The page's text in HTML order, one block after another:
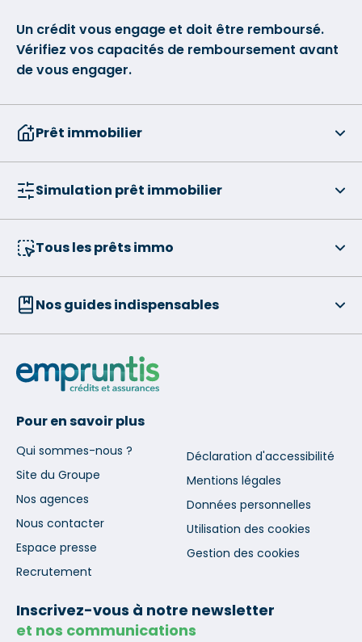
Un crédit vous engage et doit être remboursé.
Vérifiez vos capacités de remboursement avant
de vous engager.
Prêt immobilier
Simulation prêt immobilier
Tous les prêts immo
Nos guides indispensables
Pour en savoir plus
Qui sommes-nous ?
Site du Groupe
Nos agences
Nous contacter
Espace presse
Recrutement
Déclaration d'accessibilité
Mentions légales
Données personnelles
Utilisation des cookies
Gestion des cookies
Inscrivez-vous à notre newsletter
et nos communications